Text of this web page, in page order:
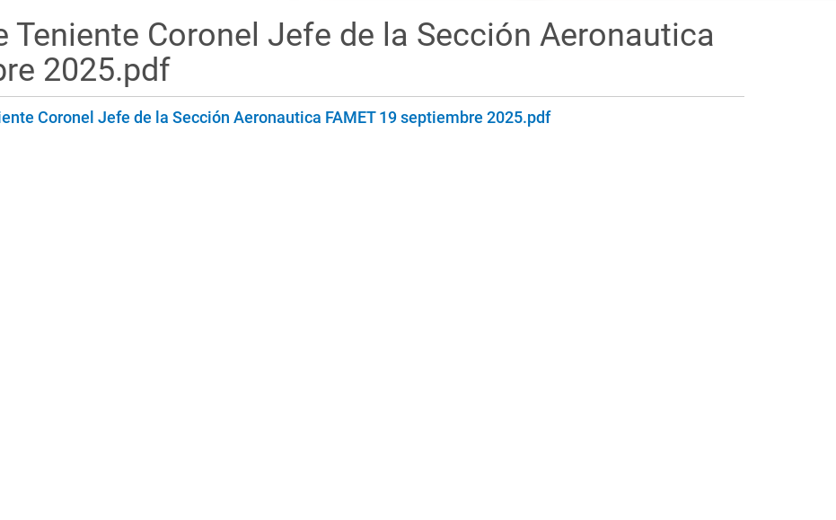
Coronel Jefe de la Sección Aeronautica
2025.pdf
Coronel Jefe de la Sección Aeronautica FAMET 19 septiembre 2025.pdf